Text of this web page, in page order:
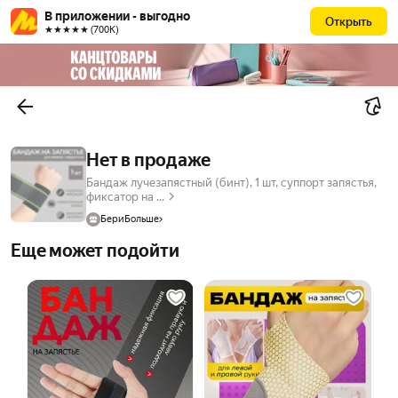
В приложении - выгодно
★★★★★ (700К)
Открыть
Нет в продаже
Бандаж лучезапястный (бинт), 1 шт, суппорт запястья,
фиксатор на ...
БериБольше
Еще может подойти